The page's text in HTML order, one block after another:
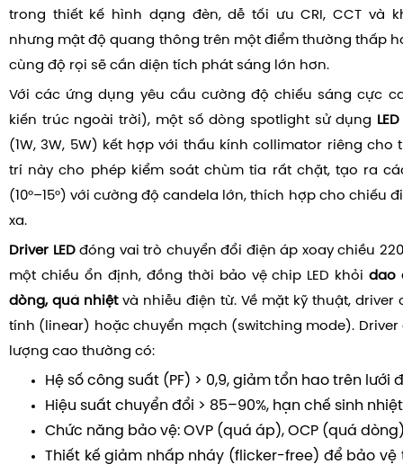
trong thiết kế hình dạng đèn, dễ tối ưu CRI, CCT và
nhưng mật độ quang thông trên một điểm thường thấp
cùng độ rọi sẽ cần diện tích phát sáng lớn hơn.
Với các ứng dụng yêu cầu cường độ chiếu sáng cực
kiến trúc ngoài trời), một số dòng spotlight sử dụng
(1W, 3W, 5W) kết hợp với thấu kính collimator riêng cho
trí này cho phép kiểm soát chùm tia rất chặt, tạo ra
(10°–15°) với cường độ candela lớn, thích hợp cho chiếu
xa.
Driver LEDđóng vai trò chuyển đổi điện áp xoay chiều
một chiều ổn định, đồng thời bảo vệ chip LED khỏidao
dòng, quá nhiệtvà nhiễu điện từ. Về mặt kỹ thuật, driver
tính (linear) hoặc chuyển mạch (switching mode).
lượng cao thường có:
Hệ số công suất (PF) > 0,9, giảm tổn hao trên lưới
Hiệu suất chuyển đổi > 85–90%, hạn chế sinh
Chức năng bảo vệ: OVP (quá áp), OCP (quá
Thiết kế giảm nhấp nháy (flicker-free) để bảo vệ